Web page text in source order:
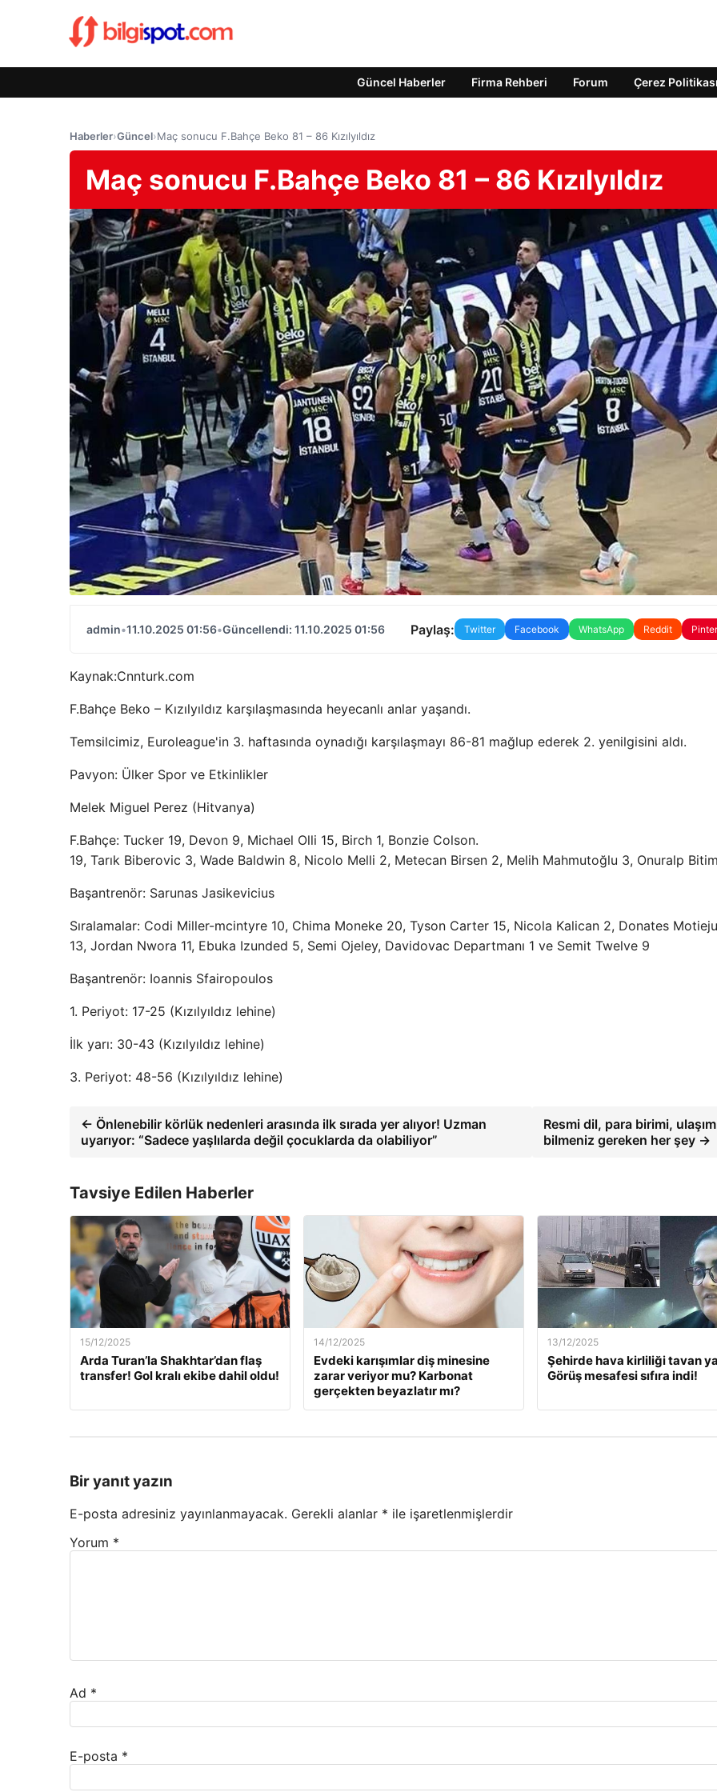
Güncel Haberler Firma Rehberi Forum Çerez Politikası
Haberler›Güncel›Maç sonucu F.Bahçe Beko 81 – 86 Kızılyıldız
Maç sonucu F.Bahçe Beko 81 – 86 Kızılyıldız
admin•11.10.2025 01:56•Güncellendi: 11.10.2025 01:56 Paylaş: Twitter Facebook WhatsApp Reddit
Kaynak:Cnnturk.com
F.Bahçe Beko – Kızılyıldız karşılaşmasında heyecanlı anlar yaşandı.
Temsilcimiz, Euroleague'in 3. haftasında oynadığı karşılaşmayı 86-81 mağlup ederek 2. yenilgisini aldı.
Pavyon: Ülker Spor ve Etkinlikler
Melek Miguel Perez (Hitvanya)
F.Bahçe: Tucker 19, Devon 9, Michael Olli 15, Birch 1, Bonzie Colson.
19, Tarık Biberovic 3, Wade Baldwin 8, Nicolo Melli 2, Metecan Birsen 2, Melih Mahmutoğlu 3, Onuralp Bitim
Başantrenör: Sarunas Jasikevicius
Sıralamalar: Codi Miller-mcintyre 10, Chima Moneke 20, Tyson Carter 15, Nicola Kalican 2, Donates
13, Jordan Nwora 11, Ebuka Izunded 5, Semi Ojeley, Davidovac Departmanı 1 ve Semit Twelve 9
Başantrenör: Ioannis Sfairopoulos
1. Periyot: 17-25 (Kızılyıldız lehine)
İlk yarı: 30-43 (Kızılyıldız lehine)
3. Periyot: 48-56 (Kızılyıldız lehine)
← Önlenebilir körlük nedenleri arasında ilk sırada yer alıyor! Uzman
uyarıyor: “Sadece yaşlılarda değil çocuklarda da olabiliyor”
Resmi dil, para birimi,
bilmeniz gereken her şey →
Tavsiye Edilen Haberler
15/12/2025
Arda Turan’la Shakhtar’dan flaş
transfer! Gol kralı ekibe dahil oldu!
14/12/2025
Evdeki karışımlar diş minesine
zarar veriyor mu? Karbonat
gerçekten beyazlatır mı?
13/12/2025
Şehirde hava kirliliği tavan
Görüş mesafesi sıfıra indi!
Bir yanıt yazın
E-posta adresiniz yayınlanmayacak. Gerekli alanlar * ile işaretlenmişlerdir
Yorum *
Ad *
E-posta *